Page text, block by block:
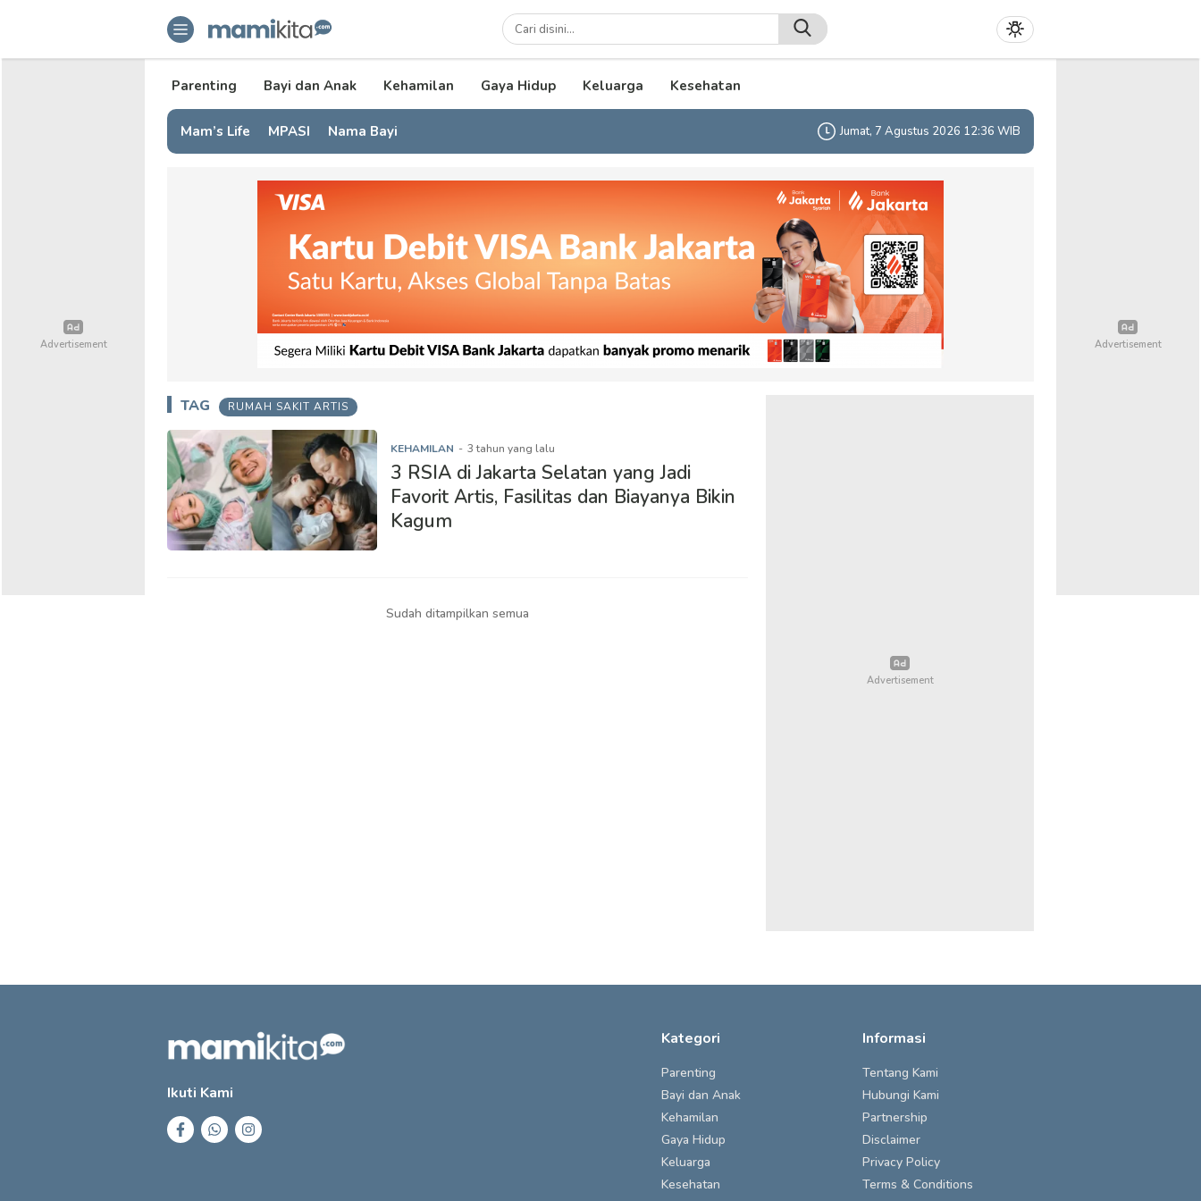
mamikita.com
Informasi Parenting untuk Mami Milenial
Parenting Bayi dan Anak Kehamilan Gaya Hidup Keluarga Kesehatan
Mam’s Life MPASI Nama Bayi Jumat, 7 Agustus 2026 12:36 WIB
TAG RUMAH SAKIT ARTIS
KEHAMILAN - 3 tahun yang lalu
3 RSIA di Jakarta Selatan yang Jadi
Favorit Artis, Fasilitas dan Biayanya Bikin
Kagum
Sudah ditampilkan semua
Ikuti Kami
Kategori
Parenting
Bayi dan Anak
Kehamilan
Gaya Hidup
Keluarga
Kesehatan
Informasi
Tentang Kami
Hubungi Kami
Partnership
Disclaimer
Privacy Policy
Terms & Conditions